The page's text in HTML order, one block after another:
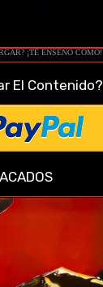
¡TE ENSEÑO COMO!
El Contenido?